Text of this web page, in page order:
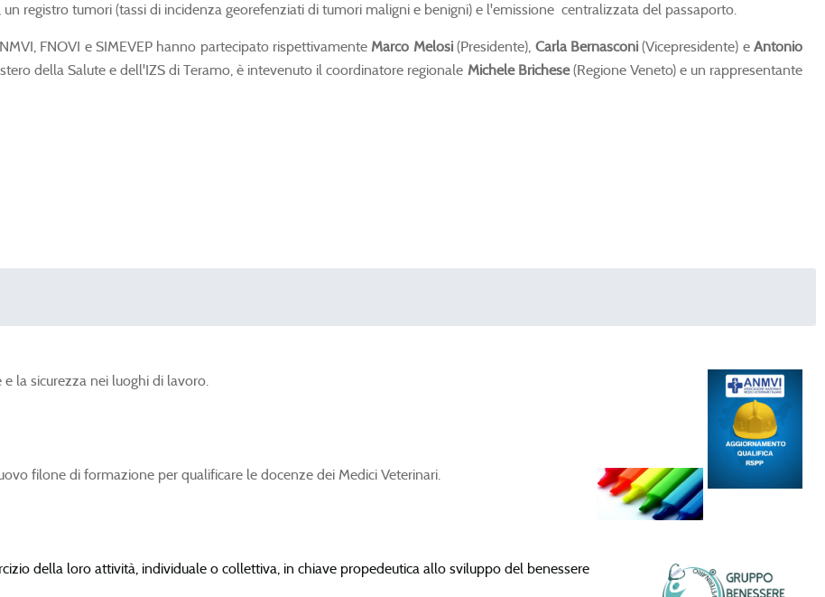
registro tumori (tassi di incidenza georefenziati di tumori maligni e benigni) e l'emissione centralizzata del passaporto.
FNOVI e SIMEVEP hanno partecipato rispettivamenteMarco Melosi(Presidente), Carla Bernasconi(Vicepresidente) eAntonio
della Salute e dell'IZS di Teramo, è intevenuto il coordinatore regionale Michele Brichese(Regione Veneto) e un rappresentante
la sicurezza nei luoghi di lavoro.
filone di formazione per qualificare le docenze dei Medici Veterinari.
della loro attività, individuale o collettiva, in chiave propedeutica allo sviluppo del benessere